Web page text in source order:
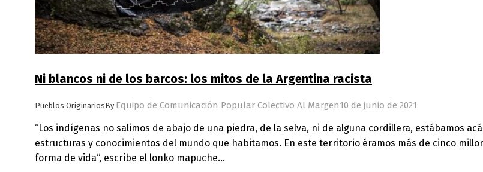
Ni blancos ni de los barcos: los mitos de la Argentina racista
Pueblos OriginariosBy Equipo de Comunicación Popular Colectivo Al Margen10 de junio de 2021
“Los indígenas no salimos de abajo de una piedra, de la selva, ni de alguna cordillera, estábamos
estructuras y conocimientos del mundo que habitamos. En este territorio éramos más de cinco
forma de vida“, escribe el lonko mapuche…